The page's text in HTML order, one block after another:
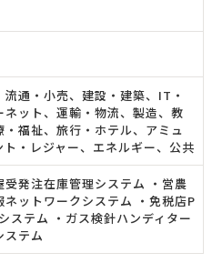
流通・小売、建設・建築、IT・
ネット、運輸・物流、製造、教
・福祉、旅行・ホテル、アミュ
ト・レジャー、エネルギー、公共
受発注在庫管理システム ・営農
ネットワークシステム ・免税店P
ステム ・ガス検針ハンディター
ステム